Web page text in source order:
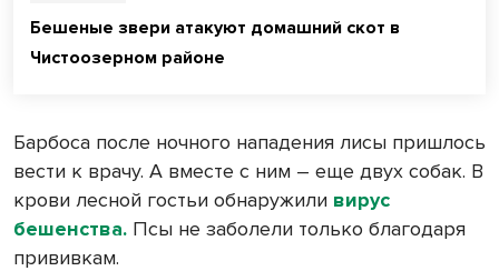
Бешеные звери атакуют домашний скот в
Чистоозерном районе
Барбоса после ночного нападения лисы пришлось
вести к врачу. А вместе с ним – еще двух собак. В
крови лесной гостьи обнаружили вирус
бешенства. Псы не заболели только благодаря
прививкам.